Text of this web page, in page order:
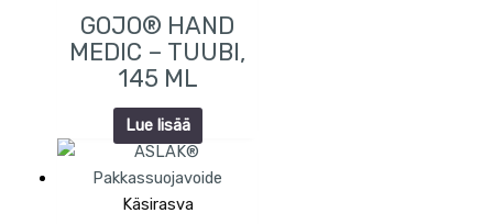
GOJO® HAND
MEDIC – TUUBI,
145 ML
Lue lisää
Käsirasva